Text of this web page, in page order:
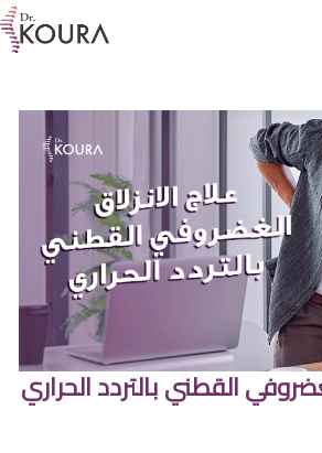
القطني بالتردد الحراري